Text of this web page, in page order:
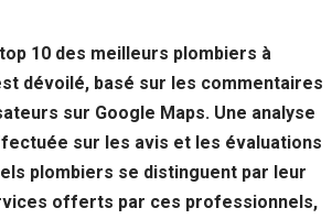
10 des meilleurs plombiers à
dévoilé, basé sur les commentaires
sur Google Maps. Une analyse
sur les avis et les évaluations
plombiers se distinguent par leur
offerts par ces professionnels,